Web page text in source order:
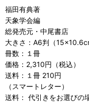
福田有典著
天象学会編
総発売元・中尾書店
大きさ：A6判（
冊数：１冊
価格：2,310円（税込）
送料：１冊 210円
（スマートレター）
送料： 代引きをお選びの